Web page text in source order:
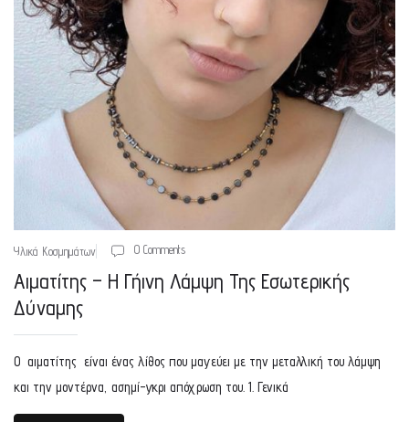
Υλικά Κοσμημάτων 0 Comments
Αιματίτης – Η Γήινη Λάμψη Της Εσωτερικής
Δύναμης
Ο αιματίτης είναι ένας λίθος που μαγεύει με την μεταλλική του λάμψη
και την μοντέρνα, ασημί-γκρι απόχρωση του. 1. Γενικά